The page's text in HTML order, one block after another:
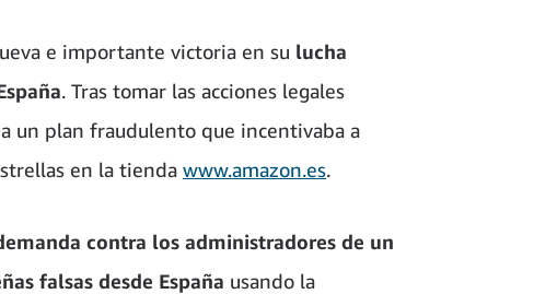
e importante victoria en su lucha
. Tras tomar las acciones legales
un plan fraudulento que incentivaba a
en la tienda www.amazon.es.
contra los administradores de un
falsas desde España usando la